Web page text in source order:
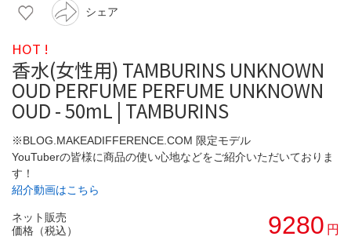
シェア
HOT !
香水(女性用) TAMBURINS UNKNOWN
OUD PERFUME PERFUME UNKNOWN
OUD - 50mL | TAMBURINS
※BLOG.MAKEADIFFERENCE.COM 限定モデル
YouTuberの皆様に商品の使い心地などをご紹介いただいておりま
す！
紹介動画はこちら
ネット販売
価格（税込）
9280 円